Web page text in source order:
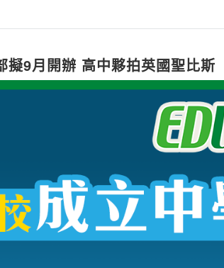
擬9月開辦 高中夥拍英國聖比斯